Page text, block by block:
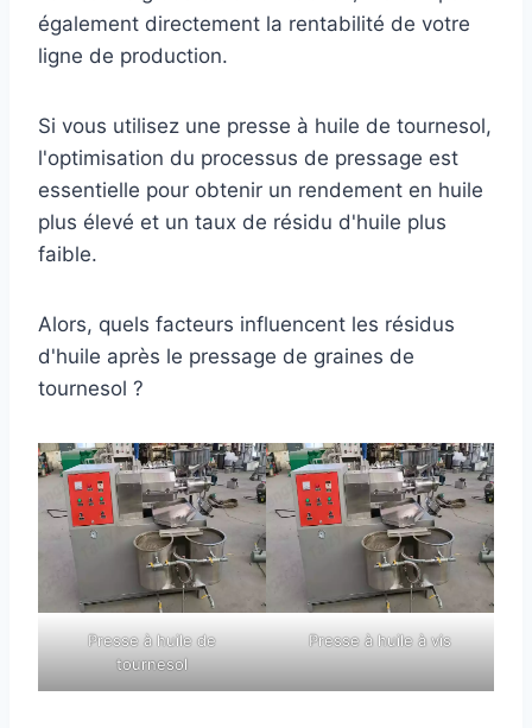
également directement la rentabilité de votre
ligne de production.
Si vous utilisez une presse à huile de tournesol,
l'optimisation du processus de pressage est
essentielle pour obtenir un rendement en huile
plus élevé et un taux de résidu d'huile plus
faible.
Alors, quels facteurs influencent les résidus
d'huile après le pressage de graines de
tournesol ?
Presse à huile de
tournesol
Presse à huile à vis